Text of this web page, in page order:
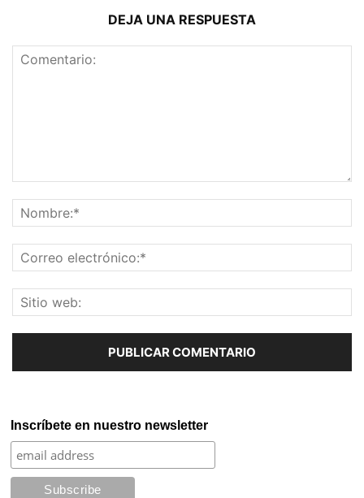
DEJA UNA RESPUESTA
Inscríbete en nuestro newsletter